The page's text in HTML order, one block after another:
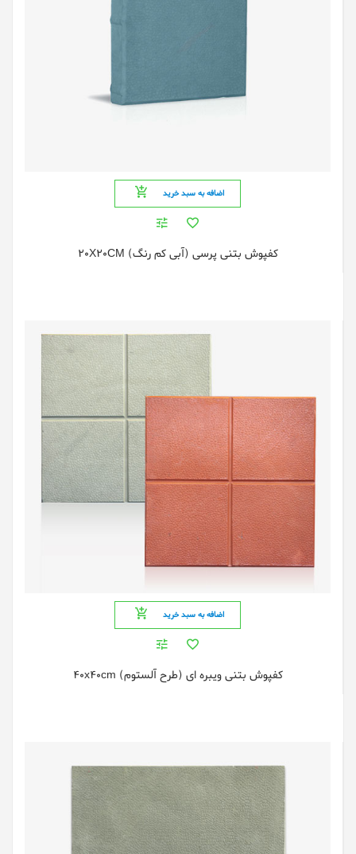
اضافه به سبد خرید
کفپوش بتنی پرسی (آبی کم رنگ) 20X20CM
اضافه به سبد خرید
کفپوش بتنی ویبره ای (طرح آلستوم) 40x40cm